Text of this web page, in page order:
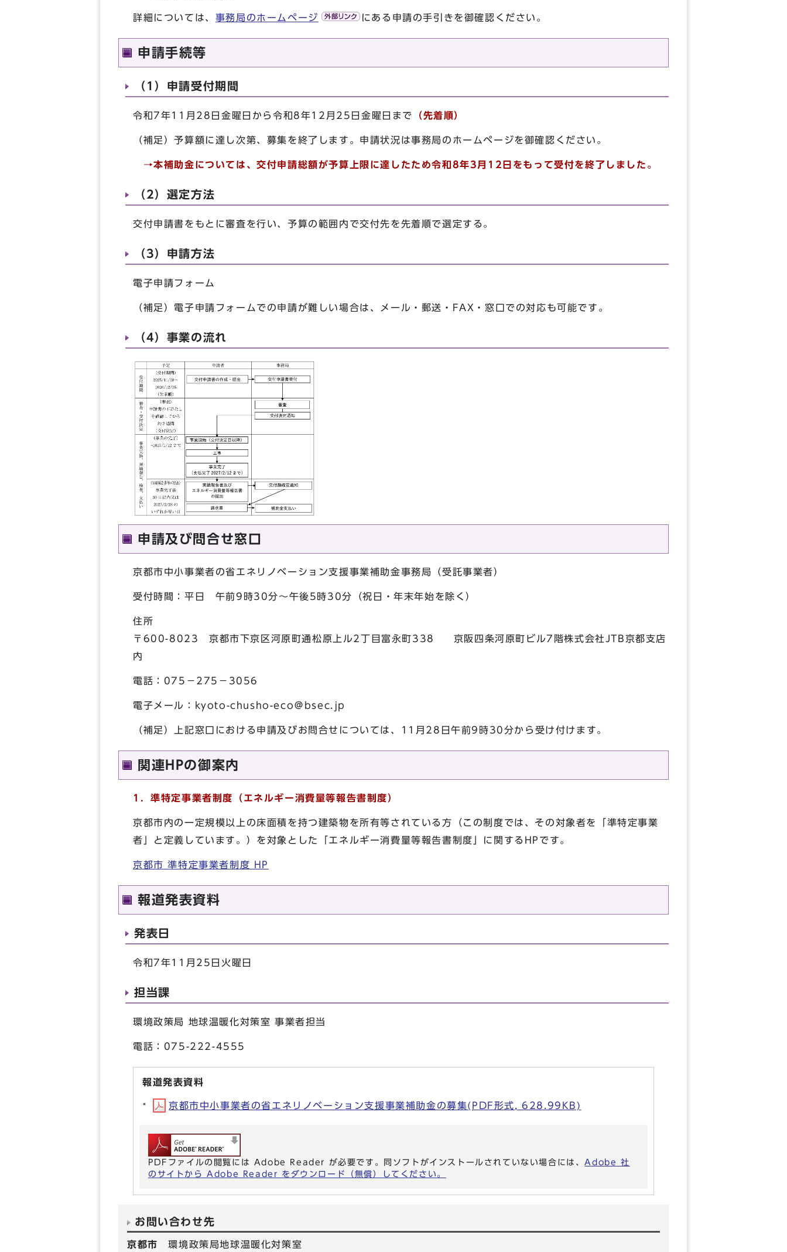
詳細については、 事務局のホームページ にある申請の手引きを御確認ください。
申請手続等
（1）申請受付期間
令和7年11月28日金曜日から令和8年12月25日金曜日まで （先着順）
（補足）予算額に達し次第、募集を終了します。申請状況は事務局のホームページを御確認ください。
→本補助金については、交付申請総額が予算上限に達したため令和8年3月12日をもって受付を終了しました。
（2）選定方法
交付申請書をもとに審査を行い、予算の範囲内で交付先を先着順で選定する。
（3）申請方法
電子申請フォーム
（補足）電子申請フォームでの申請が難しい場合は、メール・郵送・FAX・窓口での対応も可能です。
（4）事業の流れ
申請及び問合せ窓口
京都市中小事業者の省エネリノベーション支援事業補助金事務局（受託事業者）
受付時間：平日 午前9時30分～午後5時30分（祝日・年末年始を除く）
住所
〒600-8023 京都市下京区河原町通松原上ル2丁目富永町338 京阪四条河原町ビル7階株式会社JTB京都支店
内
電話：075－275－3056
電子メール：kyoto-chusho-eco＠bsec.jp
（補足）上記窓口における申請及びお問合せについては、11月28日午前9時30分から受け付けます。
関連HPの御案内
1．準特定事業者制度（エネルギー消費量等報告書制度）
京都市内の一定規模以上の床面積を持つ建築物を所有等されている方（この制度では、その対象者を「準特定事業
者」と定義しています。）を対象とした「エネルギー消費量等報告書制度」に関するHPです。
京都市 準特定事業者制度 HP
報道発表資料
発表日
令和7年11月25日火曜日
担当課
環境政策局 地球温暖化対策室 事業者担当
電話：075-222-4555
報道発表資料
京都市中小事業者の省エネリノベーション支援事業補助金の募集(PDF形式, 628.99KB)
PDFファイルの閲覧には Adobe Reader が必要です。同ソフトがインストールされていない場合には、 Adobe 社
のサイトから Adobe Reader をダウンロード（無償）してください。
お問い合わせ先
京都市環境政策局地球温暖化対策室